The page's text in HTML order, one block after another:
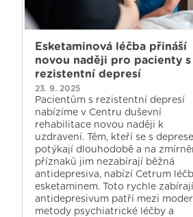
Esketaminová léčba přináší
novou naději pro pacienty s
rezistentní depresí
23. 9. 2025
Pacientům s rezistentní depresí
nabízíme v Centru duševní
rehabilitace novou naději k
uzdravení. Těm, kteří se s
potýkají dlouhodobě a na
příznaků jim nezabírají běžná
antidepresiva, nabízí Cetrum
esketaminem. Toto rychle
antidepresivum patří mezi
metody psychiatrické léčby a